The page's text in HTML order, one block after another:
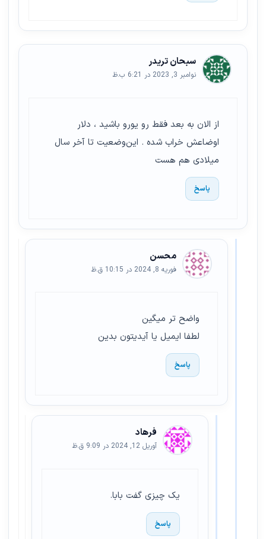
سبحان تریدر
نوامبر 3, 2023 در 6:21 ب.ظ
از الان به بعد فقط رو یورو باشید ، دلار
اوضاعش خراب شده . این‌وضعیت تا آخر سال
میلادی هم هست
پاسخ
محسن
فوریه 8, 2024 در 10:15 ق.ظ
واضح تر میگین
لطفا ایمیل یا آیدیتون بدین
پاسخ
فرهاد
آوریل 12, 2024 در 9:09 ق.ظ
یک چیزی گفت بابا.
پاسخ